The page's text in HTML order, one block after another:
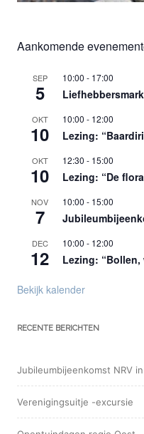
Aankomende
SEP
5
10:00 - 17:00
OKT
10
10:00 - 12:00
Lezing:
OKT
10
12:30 - 15:00
Lezing: “De
NOV
7
10:00 - 15:00
DEC
12
10:00 - 12:00
Lezing: “Bollen,
Bekijk kalender
RECENTE BERICHTEN
Jubileumbijeenkomst NRV
Verenigingsuitje -excursie